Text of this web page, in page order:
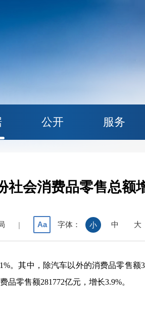
公开 服务
社会消费品零售总额
| Aa 字体： 小 中 大
。其中，除汽车以外的消费品零售额
品零售额281772亿元，增长3.9%。